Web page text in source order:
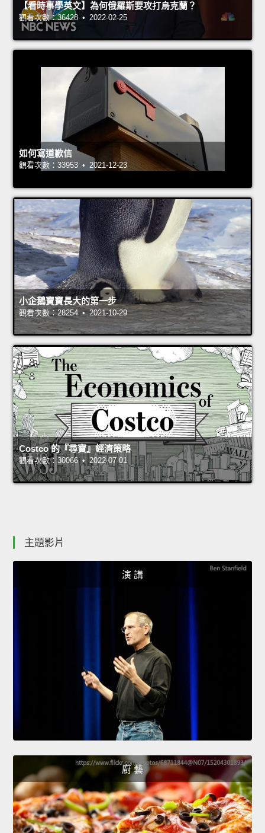
【看時事學英文】為何俄羅斯要攻打烏克蘭？
觀看次數：36428 • 2022-02-25
如何寫道歉信
觀看次數：33953 • 2021-12-23
小企鵝寶寶長大的第一步
觀看次數：28254 • 2021-10-29
Costco 的『尋寶』經濟策略
觀看次數：30066 • 2022-07-01
主題影片
演 講
廚 藝